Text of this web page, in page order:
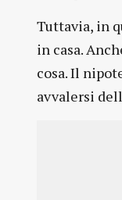
Tuttavia, in
in casa.
cosa. Il
avvalersi